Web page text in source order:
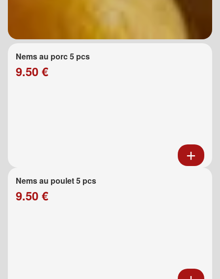
Nems au porc 5 pcs
9.50 €
Nems au poulet 5 pcs
9.50 €